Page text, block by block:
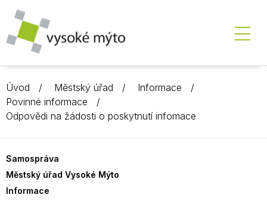
Úvod Městský úřad
Informace
Povinné informace
Odpovědi na žádosti o poskytnutí infomace
Samospráva
Městský úřad Vysoké Mýto
Informace